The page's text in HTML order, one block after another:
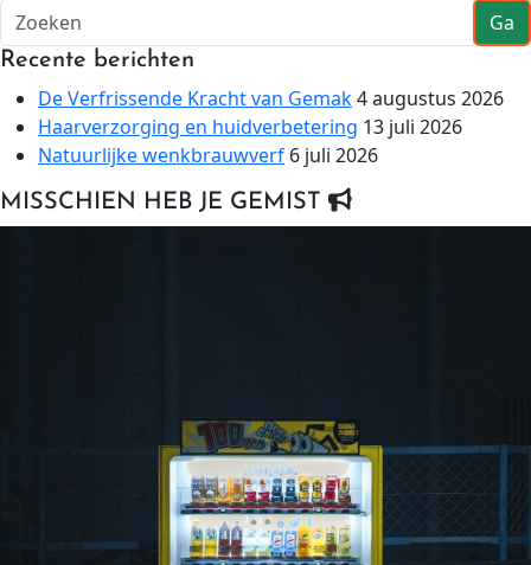
Ga
Recente berichten
De Verfrissende Kracht van Gemak4 augustus 2026
Haarverzorging en huidverbetering 13 juli 2026
Natuurlijke wenkbrauwverf 6 juli 2026
MISSCHIEN HEB JE GEMIST